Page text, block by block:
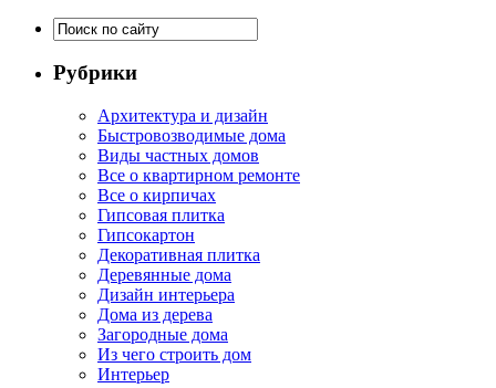
Рубрики
Архитектура и дизайн
Быстровозводимые дома
Виды частных домов
Все о квартирном ремонте
Все о кирпичах
Гипсовая плитка
Гипсокартон
Декоративная плитка
Деревянные дома
Дизайн интерьера
Дома из дерева
Загородные дома
Из чего строить дом
Интерьер